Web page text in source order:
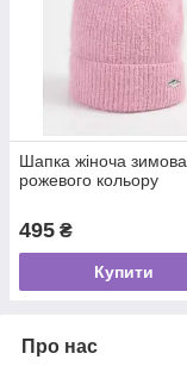
Шапка жіноча зимова
рожевого кольору
495 ₴
Купити
Про нас